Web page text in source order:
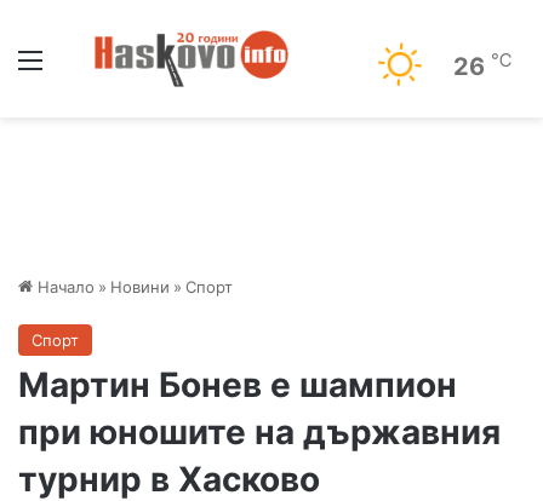
26 ℃
Начало » Новини » Спорт
Спорт
Мартин Бонев e шампион
при юношите на държавния
турнир в Хасково